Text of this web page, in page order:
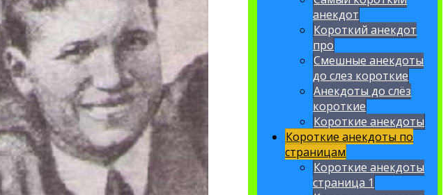
анекдот
Короткий анекдот
про
Смешные анекдоты
до слез короткие
Анекдоты до слёз
короткие
Короткие анекдоты
Короткие анекдоты по
страницам
Короткие анекдоты
страница 1